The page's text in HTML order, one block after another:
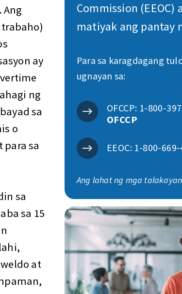
ay
ng
sa
o
sa
sa
sa 15
at
Commission
matiyak ang pantay
Para sa karagdagang
ugnayan sa:
OFCCP: 1-800-
OFCCP
EEOC: 1-800-
Ang lahat ng mga